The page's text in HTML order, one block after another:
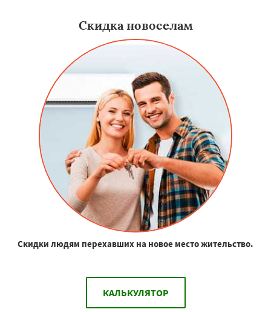
Скидка новоселам
Скидки людям перехавших на новое место жительство.
КАЛЬКУЛЯТОР